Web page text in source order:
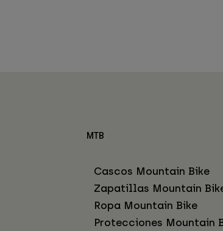
MTB
Cascos Mountain Bike
Zapatillas Mountain
Ropa Mountain Bike
Protecciones Mountain